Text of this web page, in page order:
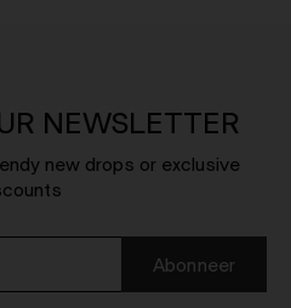
NEWSLETTER
new drops or exclusive
Abonneer